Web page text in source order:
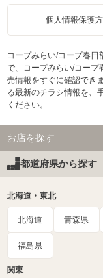
個人情報保護
コープみらい/コープ春
で、コープみらい/コープ
売情報をすぐに確認でき
る最新のチラシ情報を、
ください。
お店を探す
都道府県から探す
北海道・東北
北海道 青森県
福島県
関東